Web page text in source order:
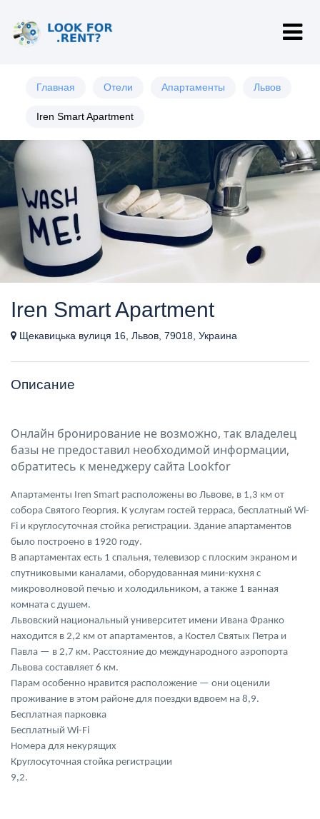
Главная Отели Апартаменты Львов
Iren Smart Apartment
Iren Smart Apartment
Щекавицька вулиця 16, Львов, 79018, Украина
Описание
Онлайн бронирование не возможно, так владелец
базы не предоставил необходимой информации,
обратитесь к менеджеру сайта Lookfor
Апартаменты Iren Smart расположены во Львове, в 1,3 км от
собора Святого Георгия. К услугам гостей терраса, бесплатный Wi-
Fi и круглосуточная стойка регистрации. Здание апартаментов
было построено в 1920 году.
В апартаментах есть 1 спальня, телевизор с плоским экраном и
спутниковыми каналами, оборудованная мини-кухня с
микроволновой печью и холодильником, а также 1 ванная
комната с душем.
Львовский национальный университет имени Ивана Франко
находится в 2,2 км от апартаментов, а Костел Святых Петра и
Павла — в 2,7 км. Расстояние до международного аэропорта
Львова составляет 6 км.
Парам особенно нравится расположение — они оценили
проживание в этом районе для поездки вдвоем на 8,9.
Бесплатная парковка
Бесплатный Wi-Fi
Номера для некурящих
Круглосуточная стойка регистрации
9,2.